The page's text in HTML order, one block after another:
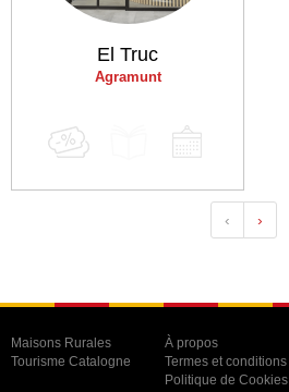
El Truc
Agramunt
‹ ›
Maisons Rurales
Tourisme Catalogne
À propos
Termes et conditions
Politique de Cookies